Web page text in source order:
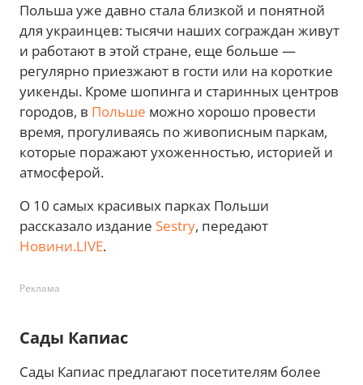
Польша уже давно стала близкой и понятной
для украинцев: тысячи наших сограждан живут
и работают в этой стране, еще больше —
регулярно приезжают в гости или на короткие
уикенды. Кроме шопинга и старинных центров
городов, в Польше можно хорошо провести
время, прогуливаясь по живописным паркам,
которые поражают ухоженностью, историей и
атмосферой.
О 10 самых красивых парках Польши
рассказало издание Sestry, передают
Новини.LIVE.
Реклама
Сады Капиас
Сады Капиас предлагают посетителям более